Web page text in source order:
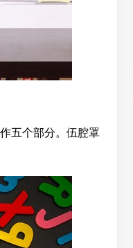
五个部分。伍腔罩